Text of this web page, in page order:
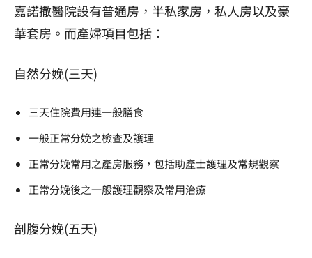
嘉諾撒醫院設有普通房，半私家房，私人房以及豪
華套房。而產婦項目包括：
自然分娩(三天)
三天住院費用連一般膳食
一般正常分娩之檢查及護理
正常分娩常用之產房服務，包括助產士護理及常規觀察
正常分娩後之一般護理觀察及常用治療
剖腹分娩(五天)